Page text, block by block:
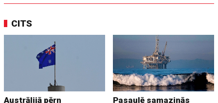
CITS
Austrālijā pērn
Pasaulē samazinās